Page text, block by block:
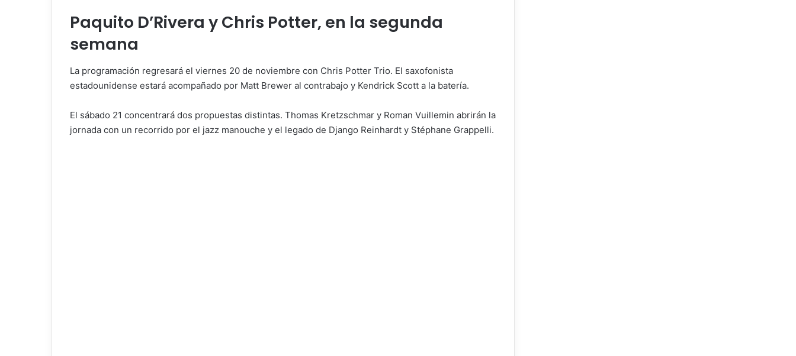
Paquito D’Rivera y Chris Potter, en la segunda
semana
La programación regresará el viernes 20 de noviembre con Chris Potter Trio. El saxofonista
estadounidense estará acompañado por Matt Brewer al contrabajo y Kendrick Scott a la batería.
El sábado 21 concentrará dos propuestas distintas. Thomas Kretzschmar y Roman Vuillemin abrirán la
jornada con un recorrido por el jazz manouche y el legado de Django Reinhardt y Stéphane Grappelli.